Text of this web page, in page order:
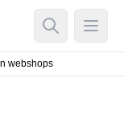
Open Open
webshops